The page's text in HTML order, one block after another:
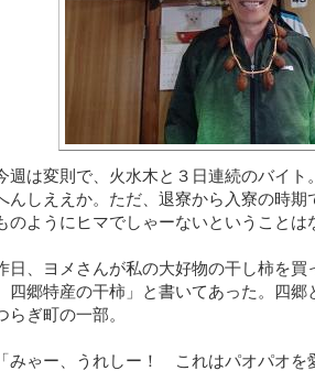
は変則で、火水木と３日連続のバイト
んしええか。ただ、退寮から入寮の時
のようにヒマでしゃーないということは
、ヨメさんが私の大好物の干し柿を買
郷特産の干柿」と書いてあった。四郷
らぎ町の一部。
みゃー、うれしー！ これはパオパオを